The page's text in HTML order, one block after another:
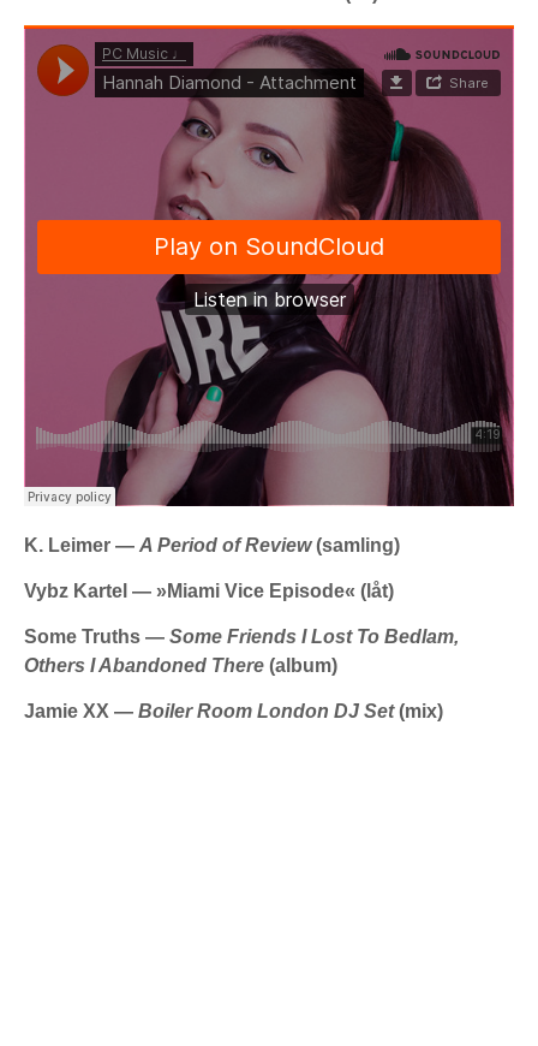
K. Leimer — A Period of Review(samling)
Vybz Kartel — »Miami Vice Episode« (låt)
Some Truths — Some Friends I Lost To Bedlam,
Others I Abandoned There (album)
Jamie XX — Boiler Room London DJ Set(mix)